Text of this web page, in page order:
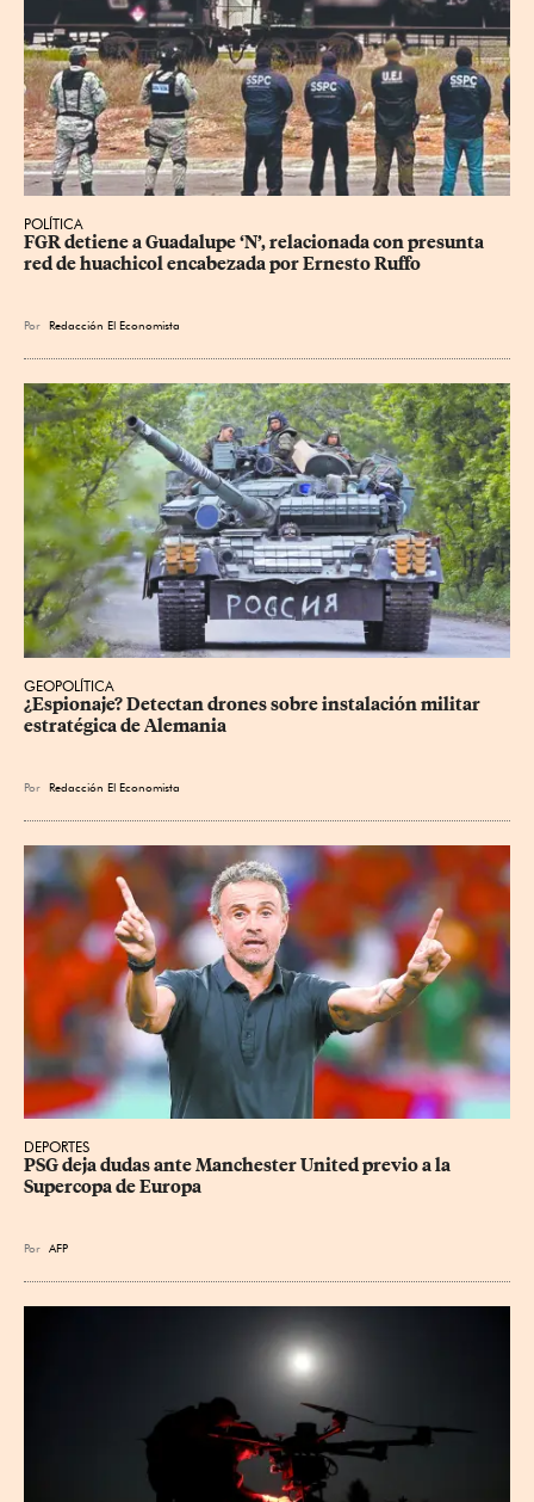
POLÍTICA
FGR detiene a Guadalupe ‘N’, relacionada con presunta
red de huachicol encabezada por Ernesto Ruffo
Por Redacción El Economista
GEOPOLÍTICA
¿Espionaje? Detectan drones sobre instalación militar
estratégica de Alemania
Por Redacción El Economista
DEPORTES
PSG deja dudas ante Manchester United previo a la
Supercopa de Europa
Por AFP